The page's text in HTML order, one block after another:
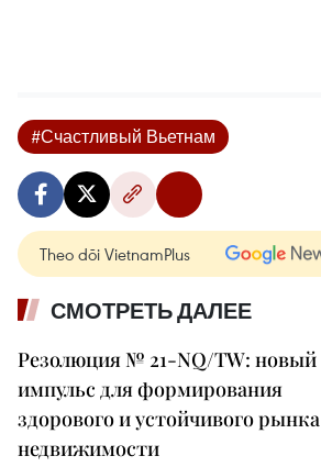
#Счастливый Вьетнам
Theo dõi VietnamPlus
СМОТРЕТЬ ДАЛЕЕ
Резолюция № 21-NQ/TW: новый
импульс для формирования
здорового и устойчивого рынка
недвижимости